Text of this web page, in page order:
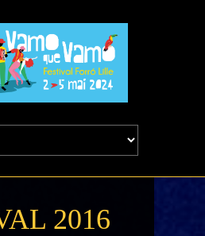
2016